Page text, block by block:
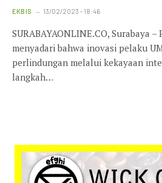
EKBIS 13/02/2023 - 18:46
SURABAYAONLINE.CO, Surabaya –
menyadari bahwa inovasi pelaku
perlindungan melalui kekayaan
langkah…